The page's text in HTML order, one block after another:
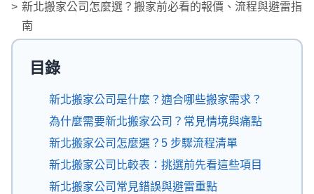
新北搬家公司怎麼選？搬家前必看的報價、流程與避雷指
南
目錄
新北搬家公司是什麼？適合哪些搬家需求？
為什麼需要新北搬家公司？常見情境與痛點
新北搬家公司怎麼選？5 步驟流程清單
新北搬家公司比較表：挑選前先看這些項目
新北搬家公司常見錯誤與避雷重點